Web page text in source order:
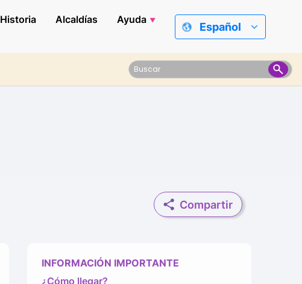
Historia Alcaldías Ayuda
Español
Compartir
INFORMACIÓN IMPORTANTE
¿Cómo llegar?